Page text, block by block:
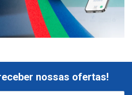
nossas ofertas!